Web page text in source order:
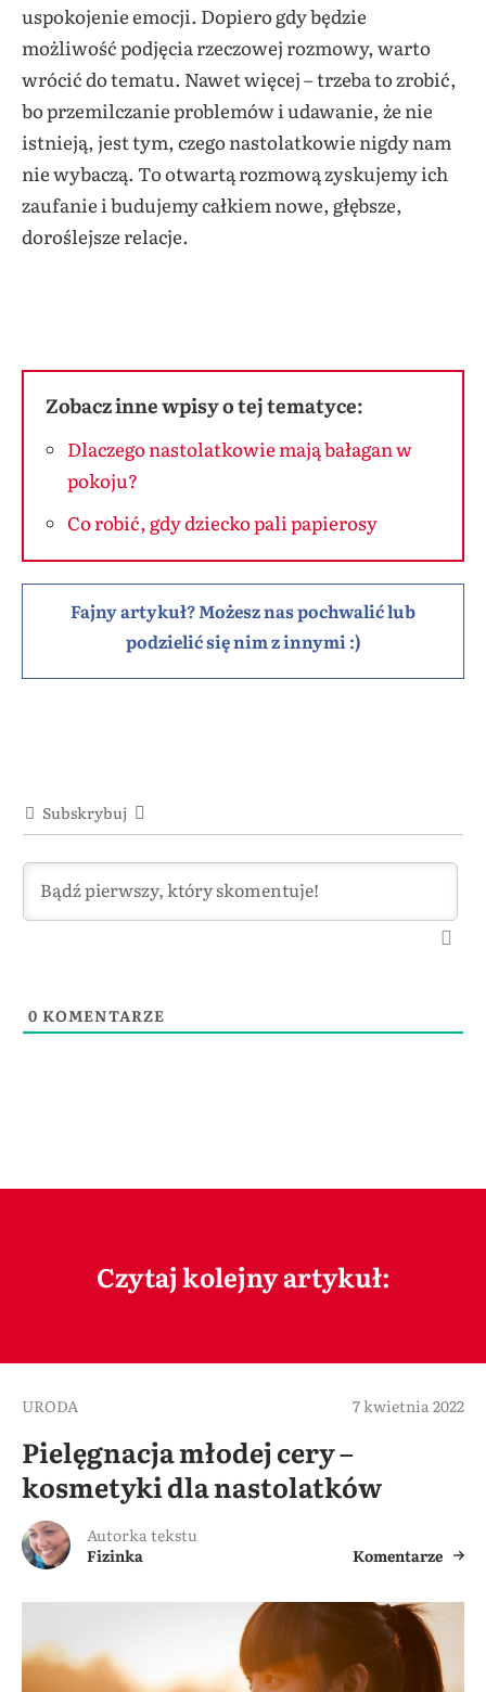
uspokojenie emocji. Dopiero gdy będzie
możliwość podjęcia rzeczowej rozmowy, warto
wrócić do tematu. Nawet więcej – trzeba to zrobić,
bo przemilczanie problemów i udawanie, że nie
istnieją, jest tym, czego nastolatkowie nigdy nam
nie wybaczą. To otwartą rozmową zyskujemy ich
zaufanie i budujemy całkiem nowe, głębsze,
doroślejsze relacje.
Zobacz inne wpisy o tej tematyce:
Dlaczego nastolatkowie mają bałagan w
pokoju?
Co robić, gdy dziecko pali papierosy
Fajny artykuł? Możesz nas pochwalić lub
podzielić się nim z innymi :)
Subskrybuj
0 KOMENTARZE
Czytaj kolejny artykuł:
URODA 7 kwietnia 2022
Pielęgnacja młodej cery –
kosmetyki dla nastolatków
Autorka tekstu
Fizinka
Komentarze